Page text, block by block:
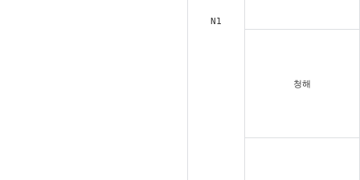
N1
청해